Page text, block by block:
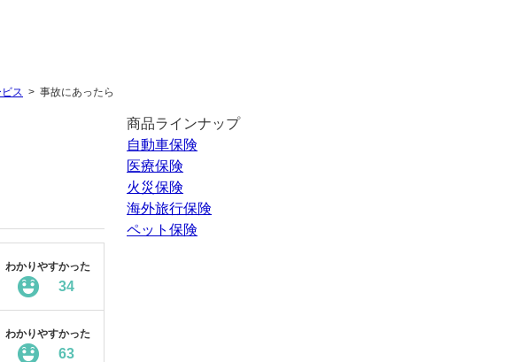
ス 事故にあったら
わかりやすかった
34
わかりやすかった
63
商品ラインナップ
自動車保険
医療保険
火災保険
海外旅行保険
ペット保険